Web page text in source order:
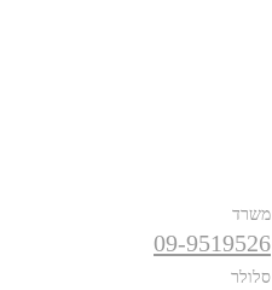
משרד
09-9519526
סלולר